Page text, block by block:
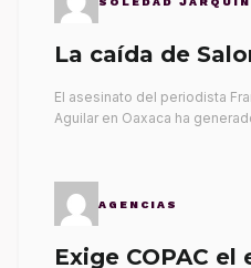
La caída de
El asesinato del periodista
Aguilar en Oaxaca ha
AGENCIAS
Exige COPAC